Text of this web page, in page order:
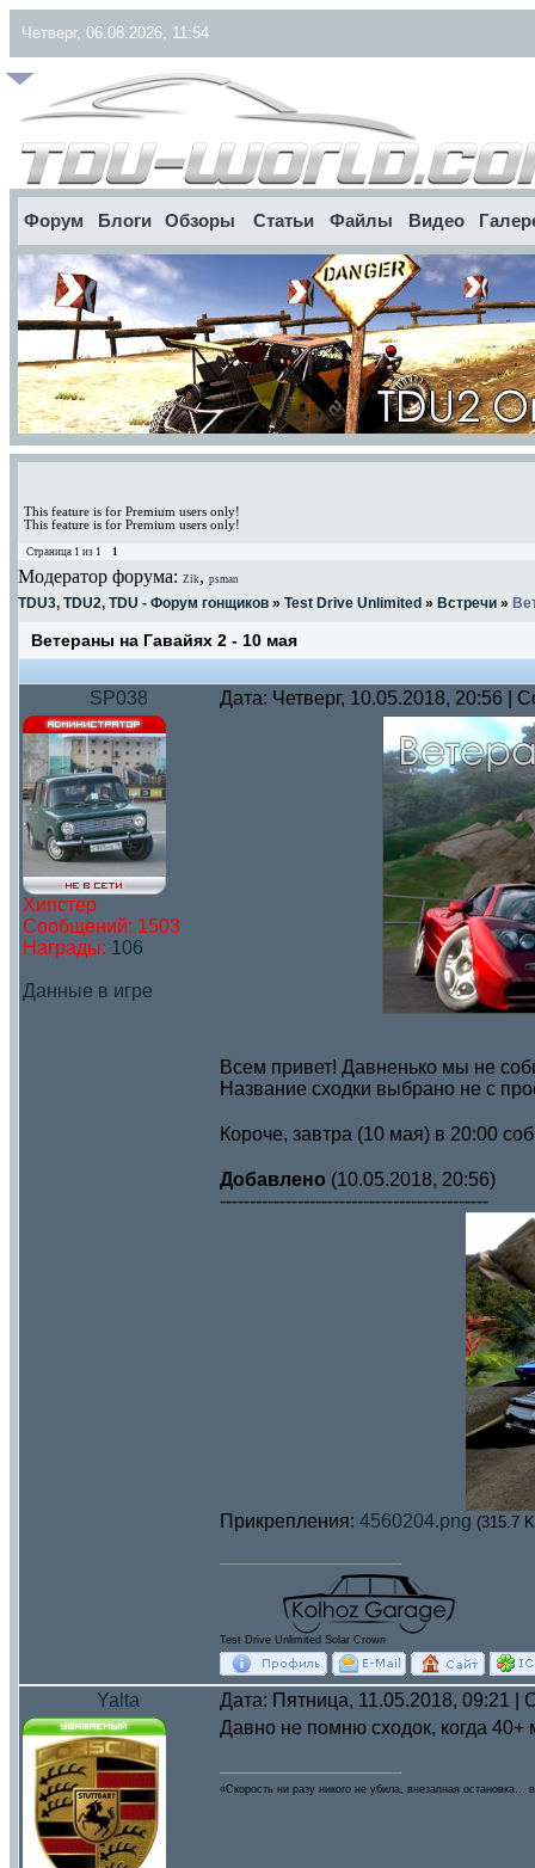
Четверг, 06.08.2026, 11:54
Форум Блоги Обзоры Статьи Файлы Видео
This feature is for Premium users only!
This feature is for Premium users only!
Страница 1 из 1 1
Модератор форума: Zik, psman
TDU3, TDU2, TDU - Форум гонщиков » Test Drive Unlimited » Встречи »
Ветераны на Гавайях 2 - 10 мая
SP038 Дата: Четверг, 10.05.2018, 20:56 |
Хипстер
Сообщений: 1503
Награды: 106
Данные в игре
Всем привет! Давненько мы не
Название сходки выбрано не с
Короче, завтра (10 мая) в 20:00
Добавлено (10.05.2018, 20:56)
---------------------------------------------
Прикрепления: 4560204.png (315.7
Test Drive Unlimited Solar Crown
Yalta Дата: Пятница, 11.05.2018, 09:21
Давно не помню сходок, когда 40+
«Скорость ни разу никого не убила, внезапная остановка…